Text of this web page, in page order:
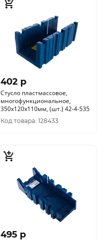
402 p
Стусло пластмассовое,
многофункциональное,
350х120х110мм, (шт.) 42-4-535
Код товара: 128433
495 p